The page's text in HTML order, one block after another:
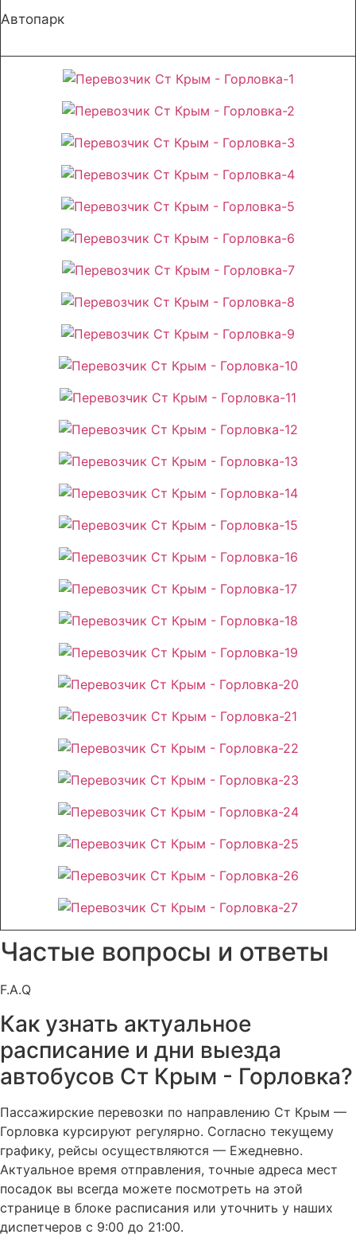
Автопарк
Частые вопросы и ответы
F.A.Q
Как узнать актуальное
расписание и дни выезда
автобусов Ст Крым - Горловка?
Пассажирские перевозки по направлению Ст Крым —
Горловка курсируют регулярно. Согласно текущему
графику, рейсы осуществляются — Ежедневно.
Актуальное время отправления, точные адреса мест
посадок вы всегда можете посмотреть на этой
странице в блоке расписания или уточнить у наших
диспетчеров с 9:00 до 21:00.